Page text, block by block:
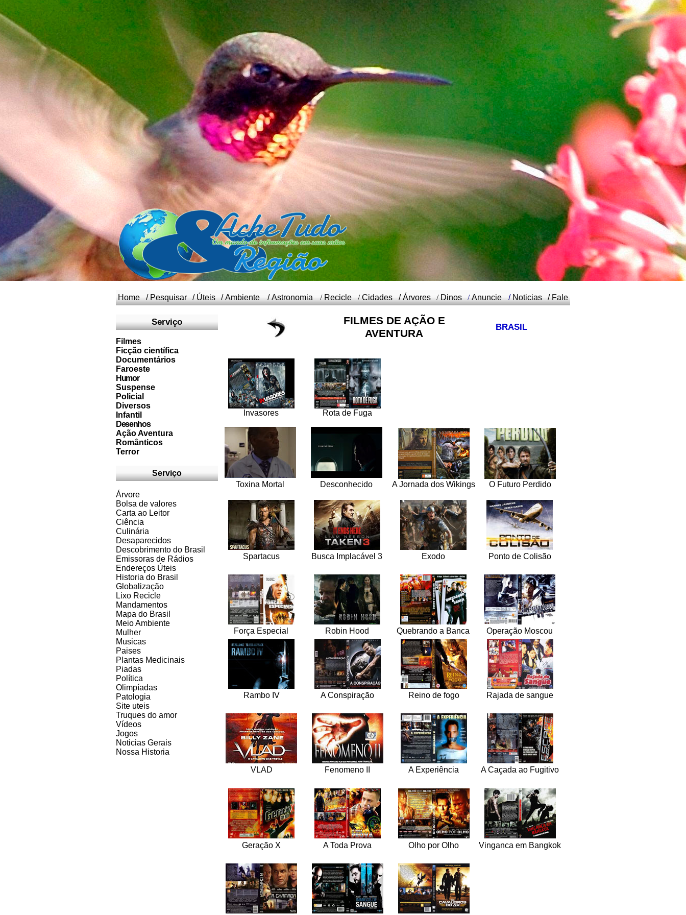
Home / Pesquisar / Úteis /Ambiente /Astronomia / Recicle /Cidades /Árvores / Dinos /Anuncie / Noticias / Fale
Serviço
Filmes
Ficção científica
Documentários
Faroeste
Humor
Suspense
Policial
Diversos
Infantil
Desenhos
Ação Aventura
Românticos
Terror
Serviço
Árvore
Bolsa de valores
Carta ao Leitor
Ciência
Culinária
Desaparecidos
Descobrimento do Brasil
Emissoras de Rádios
Endereços Úteis
Historia do Brasil
Globalização
Lixo Recicle
Mandamentos
Mapa do Brasil
Meio Ambiente
Mulher
Musicas
Paises
Plantas Medicinais
Piadas
Política
Olimpíadas
Patologia
Site uteis
Truques do amor
Vídeos
Jogos
Noticias Gerais
Nossa Historia
FILMES DE AÇÃO E
AVENTURA
BRASIL
Invasores Rota de Fuga
Toxina Mortal Desconhecido A Jornada dos Wikings O Futuro Perdido
Spartacus Busca Implacável 3 Exodo Ponto de Colisão
Força Especial Robin Hood Quebrando a Banca Operação Moscou
Rambo IV A Conspiração Reino de fogo Rajada de sangue
VLAD Fenomeno II A Experiência A Caçada ao Fugitivo
Geração X A Toda Prova Olho por Olho Vinganca em Bangkok